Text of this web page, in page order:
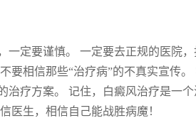
一定要谨慎。 一定要去正规的医院
要相信那些“治疗病”的不真实宣传。
疗方案。 记住，白癜风治疗是一个
医生，相信自己能战胜病魔！